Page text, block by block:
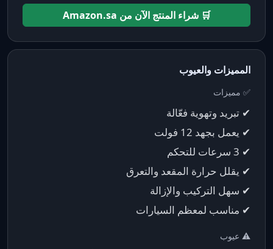
🛒 شراء المنتج الآن من Amazon.sa
المميزات والعيوب
✅ مميزات
✔ تبريد وتهوية فعّالة
✔ يعمل بجهد 12 فولت
✔ 3 سرعات للتحكم
✔ يقلل حرارة المقعد والتعرق
✔ سهل التركيب والإزالة
✔ مناسب لمعظم السيارات
⚠️ عيوب